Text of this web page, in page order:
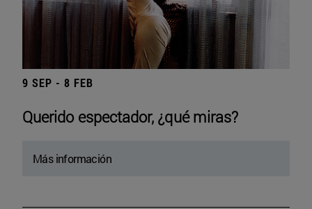
9 SEP - 8 FEB
Querido espectador, ¿qué miras?
Más información